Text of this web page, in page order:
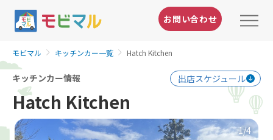
お問い合わせ
モビマル キッチンカー一覧 Hatch Kitchen
キッチンカー情報 出店スケジュール
Hatch Kitchen
1/4